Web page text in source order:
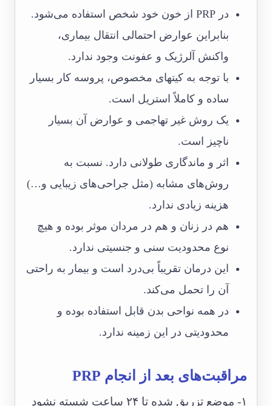
در PRP از خون خود شخص استفاده می‌شود.
بنابراین عوارض احتمالی انتقال بیماری،
واکنش آلرژیک و عفونت وجود ندارد.
با توجه به کیت‎های مخصوص، پروسه کار بسیار
ساده و کاملاً استریل است.
یک روش غیر تهاجمی و عوارض آن بسیار
ناچیز است.
اثر و ماندگاری طولانی دارد. نسبت به
روش‌های مشابه (مثل جراحی‌های زیبایی و…)
هزینه زیادی ندارد.
هم در زنان و هم در مردان موثر بوده و هیچ
نوع محدودیت سنی و جنسیتی ندارد.
این درمان تقریباً بی‌درد است و بیمار به راحتی
آن را تحمل می‌کند.
در همه نواحی بدن قابل استفاده بوده و
محدودیتی در این زمینه ندارد.
مراقبت‌های بعد از انجام PRP
۱- موضع تزریق شده تا ۲۴ ساعت شسته نشود